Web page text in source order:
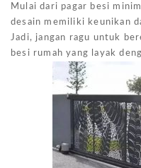
Mulai dari pagar besi
desain memiliki keunikan
Jadi, jangan ragu untuk
besi rumah yang layak